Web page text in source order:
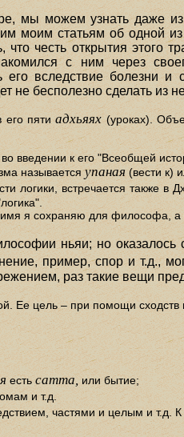
мы можем узнать даже из
моим статьям об одной
честь открытия этого
с ним через
его вследствие
не бесполезно сделать из
его пятиадхьяях(уроках).
введении к его "Всеобщей
называетсяупаная(вести к)
логики, встречается также в
имя я сохраняю для философа, а
ньяи; но оказалось
пример, спор и т.д.,
раз такие вещи
цель – при помощи сходств
естьсатта, или бытие;
и т.д.
частями и целым и т.д.